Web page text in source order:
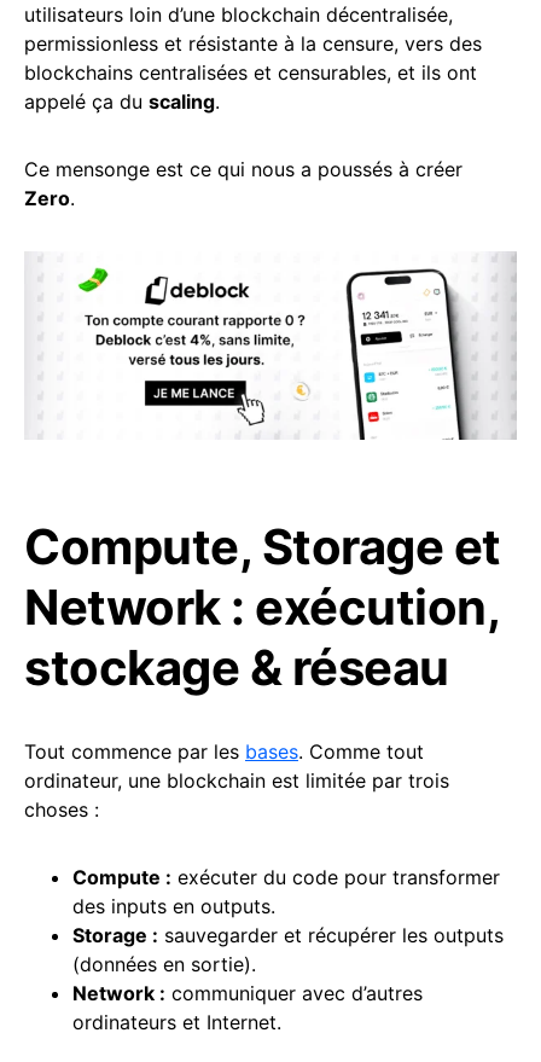
utilisateurs loin d’une blockchain décentralisée,
permissionless et résistante à la censure, vers des
blockchains centralisées et censurables, et ils ont
appelé ça du scaling.
Ce mensonge est ce qui nous a poussés à créer
Zero.
Compute, Storage et
Network : exécution,
stockage & réseau
Tout commence par les bases. Comme tout
ordinateur, une blockchain est limitée par trois
choses :
Compute : exécuter du code pour transformer
des inputs en outputs.
Storage : sauvegarder et récupérer les outputs
(données en sortie).
Network : communiquer avec d’autres
ordinateurs et Internet.